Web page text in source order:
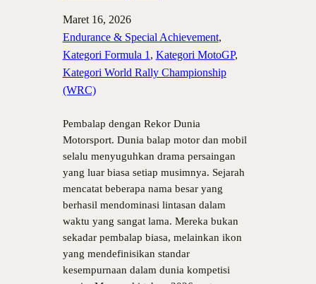
Maret 16, 2026
Endurance & Special Achievement
Kategori Formula 1 , Kategori MotoGP
Kategori World Rally Championship
(WRC)
Pembalap dengan Rekor Dunia
Motorsport. Dunia balap motor dan mobil
selalu menyuguhkan drama persaingan
yang luar biasa setiap musimnya. Sejarah
mencatat beberapa nama besar yang
berhasil mendominasi lintasan dalam
waktu yang sangat lama. Mereka bukan
sekadar pembalap biasa, melainkan ikon
yang mendefinisikan standar
kesempurnaan dalam dunia kompetisi